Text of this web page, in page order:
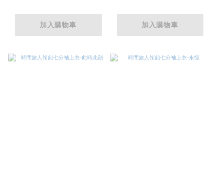
加入購物車 加入購物車